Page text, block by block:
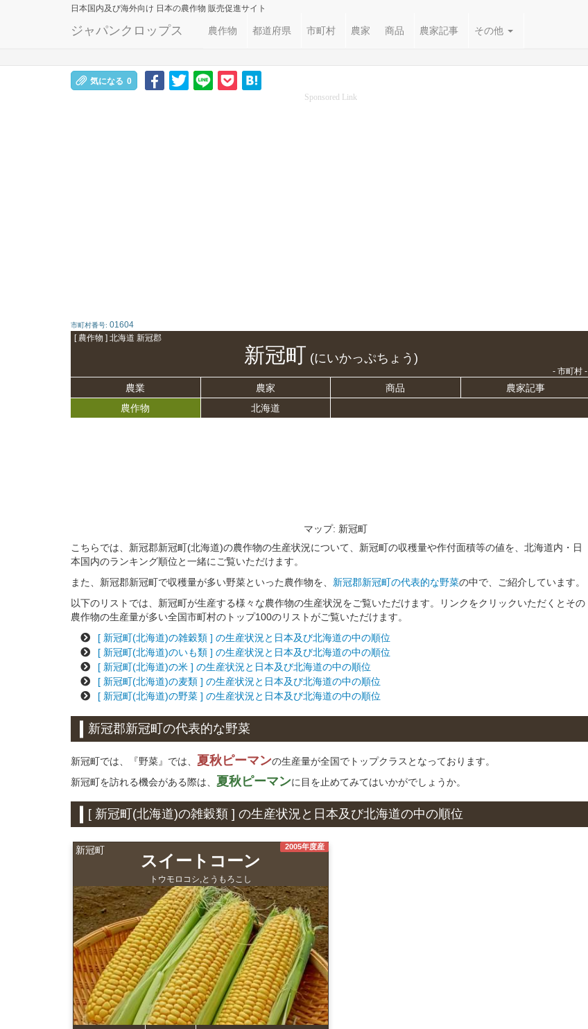
日本国内及び海外向け 日本の農作物 販売促進サイト
ジャパンクロップス 農作物 都道府県 市町村 農家 商品 農家記事 その他
気になる 0
Sponsored Link
市町村番号: 01604
[ 農作物 ] 北海道 新冠郡
新冠町 (にいかっぷちょう)
- 市町村 -
農業 農家 商品
農家記事
農作物
北海道
マップ: 新冠町
こちらでは、新冠郡新冠町(北海道)の農作物の生産状況について、新冠町の収穫量や作付面積等の値を、北海道内・日
本国内のランキング順位と一緒にご覧いただけます。
また、新冠郡新冠町で収穫量が多い野菜といった農作物を、 新冠郡新冠町の代表的な野菜の中で、ご紹介しています。
以下のリストでは、新冠町が生産する様々な農作物の生産状況をご覧いただけます。リンクをクリックいただくとその
農作物の生産量が多い全国市町村のトップ100のリストがご覧いただけます。
[ 新冠町(北海道)の雑穀類 ] の生産状況と日本及び北海道の中の順位
[ 新冠町(北海道)のいも類 ] の生産状況と日本及び北海道の中の順位
[ 新冠町(北海道)の米 ] の生産状況と日本及び北海道の中の順位
[ 新冠町(北海道)の麦類 ] の生産状況と日本及び北海道の中の順位
[ 新冠町(北海道)の野菜 ] の生産状況と日本及び北海道の中の順位
新冠郡新冠町の代表的な野菜
新冠町では、『野菜』では、 夏秋ピーマンの生産量が全国でトップクラスとなっております。
新冠町を訪れる機会がある際は、 夏秋ピーマンに目を止めてみてはいかがでしょうか。
[ 新冠町(北海道)の雑穀類 ] の生産状況と日本及び北海道の中の順位
新冠町 2005年度産
スイートコーン
トウモロコシ,とうもろこし